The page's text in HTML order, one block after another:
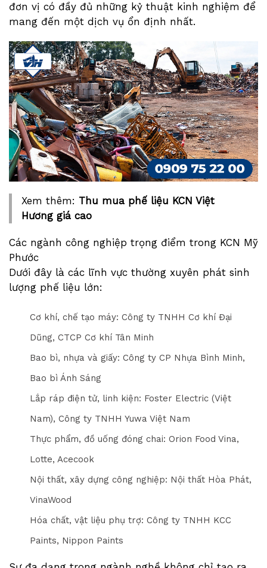
đơn vị có đầy đủ những kỷ thuật kinh nghiệm để
mang đến một dịch vụ ổn định nhất.
Xem thêm: Thu mua phế liệu KCN Việt
Hương giá cao
Các ngành công nghiệp trọng điểm trong KCN Mỹ
Phước
Dưới đây là các lĩnh vực thường xuyên phát sinh
lượng phế liệu lớn:
Cơ khí, chế tạo máy: Công ty TNHH Cơ khí Đại
Dũng, CTCP Cơ khí Tân Minh
Bao bì, nhựa và giấy: Công ty CP Nhựa Bình Minh,
Bao bì Ánh Sáng
Lắp ráp điện tử, linh kiện: Foster Electric (Việt
Nam), Công ty TNHH Yuwa Việt Nam
Thực phẩm, đồ uống đóng chai: Orion Food Vina,
Lotte, Acecook
Nội thất, xây dựng công nghiệp: Nội thất Hòa Phát,
VinaWood
Hóa chất, vật liệu phụ trợ: Công ty TNHH KCC
Paints, Nippon Paints